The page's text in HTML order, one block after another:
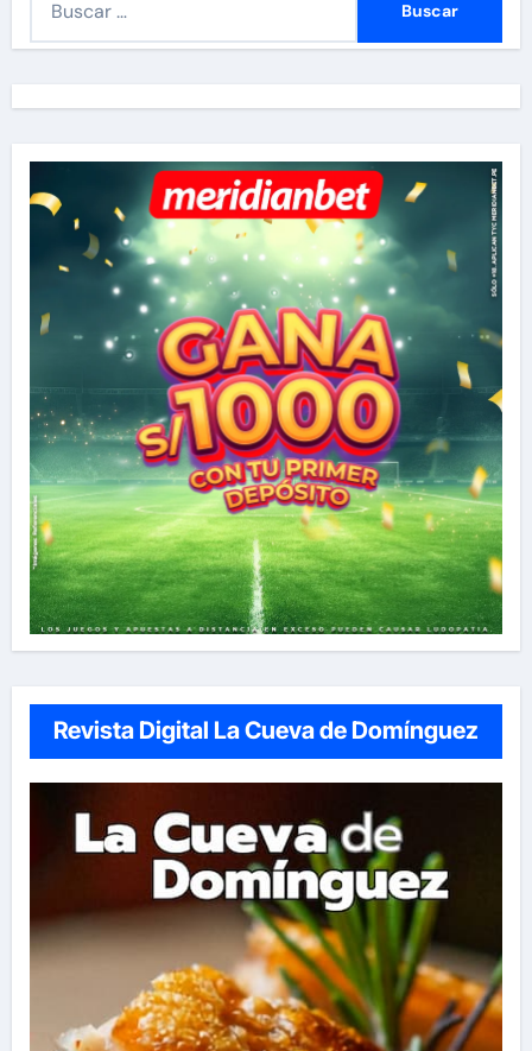
r
:
Revista Digital La Cueva de Domínguez